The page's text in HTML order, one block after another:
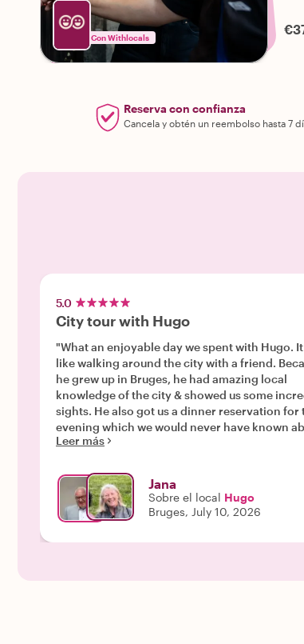
Con Withlocals
Reserva con confianza
Cancela y obtén un reembolso hasta 7
5.0
City tour with Hugo
"What an enjoyable day we spent with Hugo. It felt
like walking around the city with a friend. Because
he grew up in Bruges, he had amazing local
knowledge of the city & showed us some
sights. He also got us a dinner reservation for that
evening which we would never have known
on our own & the food & atmosphere were
Leer más
Jana
Sobre el local Hugo
Bruges, July 10, 2026